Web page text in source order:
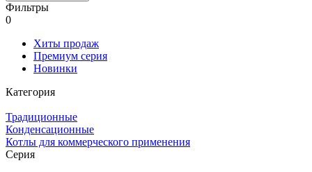
Фильтры
0
Хиты продаж
Премиум серия
Новинки
Категория
Традиционные
Конденсационные
Котлы для коммерческого применения
Серия